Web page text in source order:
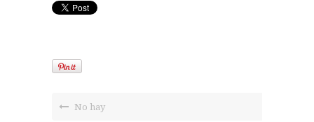
No hay